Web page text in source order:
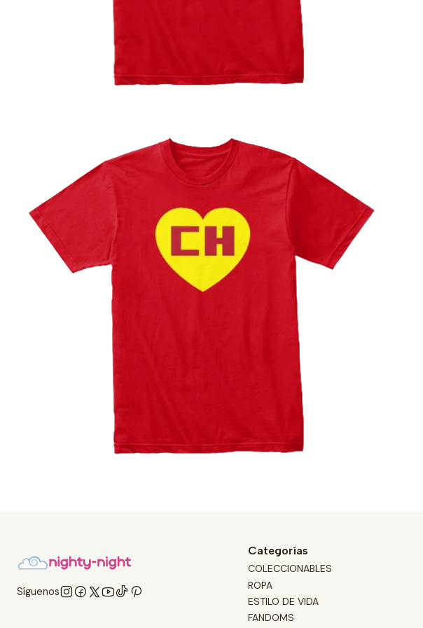
Síguenos
Categorías
COLECCIONABLES
ROPA
ESTILO DE VIDA
FANDOMS